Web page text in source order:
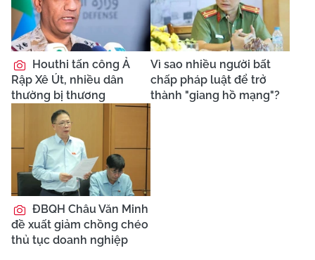
Houthi tấn công Ả
Rập Xê Út, nhiều dân
thường bị thương
Vì sao nhiều người bất
chấp pháp luật để trở
thành "giang hồ mạng"?
ĐBQH Châu Văn Minh
đề xuất giảm chồng chéo
thủ tục doanh nghiệp